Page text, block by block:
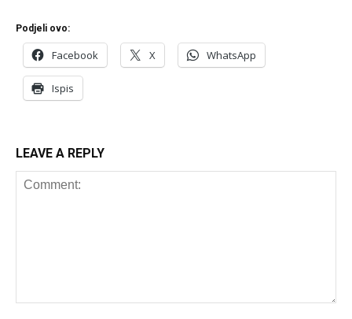
Podjeli ovo:
Facebook X WhatsApp
Ispis
LEAVE A REPLY